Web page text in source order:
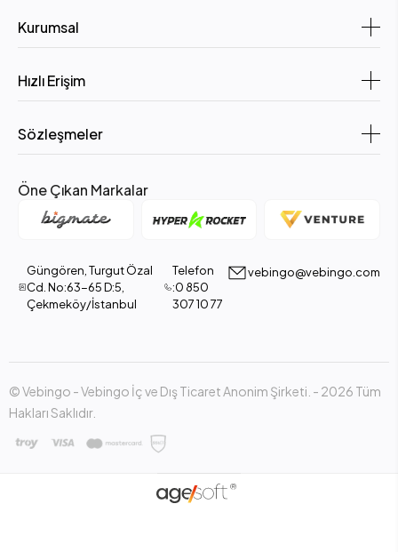
Kurumsal
Hızlı Erişim
Sözleşmeler
Öne Çıkan Markalar
Güngören, Turgut Özal
Cd. No:63-65 D:5,
Çekmeköy/İstanbul
Telefon
:0 850
307 10 77
vebingo@vebingo.com
© Vebingo - Vebingo İç ve Dış Ticaret Anonim Şirketi. - 2026 Tüm
Hakları Saklıdır.